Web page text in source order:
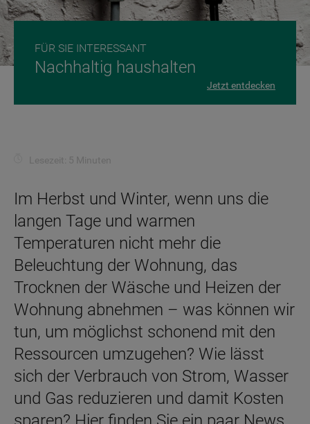
FÜR SIE INTERESSANT
Nachhaltig haushalten
Jetzt entdecken
Lesezeit: 5 Minuten
Im Herbst und Winter, wenn uns die
langen Tage und warmen
Temperaturen nicht mehr die
Beleuchtung der Wohnung, das
Trocknen der Wäsche und Heizen der
Wohnung abnehmen – was können wir
tun, um möglichst schonend mit den
Ressourcen umzugehen? Wie lässt
sich der Verbrauch von Strom, Wasser
und Gas reduzieren und damit Kosten